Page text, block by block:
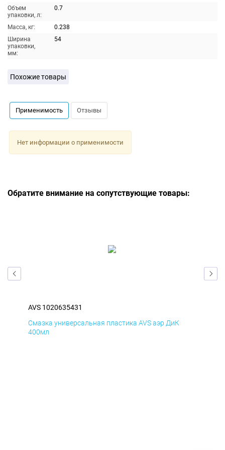
Объем
упаковки, л:
0.7
Масса, кг:
0.238
Ширина
упаковки,
мм:
54
Похожие товары
Применимость Отзывы
Нет информации о применимости
Обратите внимание на сопутствующие товары:
AVS 1020635431
Смазка универсальная пластика AVS аэр ДиК
400мл